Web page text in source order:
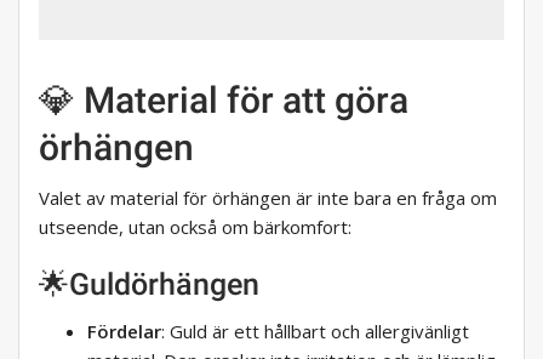
💎 Material för att göra
örhängen
Valet av material för örhängen är inte bara en fråga om
utseende, utan också om bärkomfort:
🌟Guldörhängen
Fördelar: Guld är ett hållbart och allergivänligt